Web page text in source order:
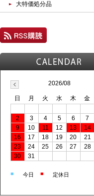
大特価処分品
2026/08
日 月 火 水 木 金
2
3 4 5 6 7
9
10 11 12 13 14
16
17 18 19 20 21
23
24 25 26 27 28
30
31
■ 今日 ■ 定休日